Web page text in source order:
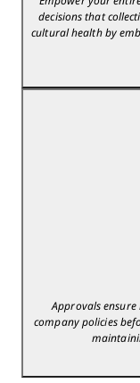
decisions that
cultural health by
Approvals
company policies